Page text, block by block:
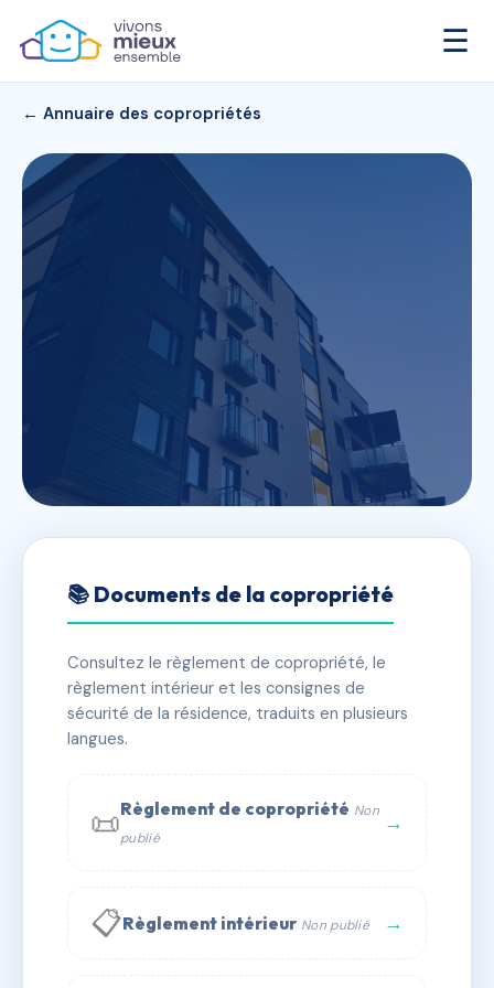
☰
← Annuaire des copropriétés
LES TERRASSES DE L'ETANG
✓ Immatriculée 🏠 227 lots 🏗 8 bâtiment(s)
📞 Contacter Syndic Digital
📚 Documents de la copropriété
Consultez le règlement de copropriété, le
règlement intérieur et les consignes de
sécurité de la résidence, traduits en plusieurs
langues.
📜Règlement de copropriété Non
publié
→
📋Règlement intérieur Non publié →